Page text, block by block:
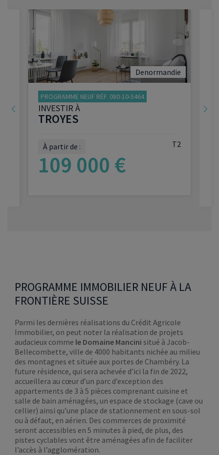
Denormandie
PROGRAMME NEUF RÉF. 080-10-5464
INVESTIR À
TROYES
T2
À partir de :
109 000 €
PROGRAMME IMMOBILIER NEUF À LA
FRONTIÈRE SUISSE
Parmi les dernières réalisations du Crédit Agricole
Immobilier, on peut noter la réalisation de projets
audacieux comme le Domaine Mancini situé à Jacob-
Bellecombette, ville de 4000 habitants nichée au milieu
des montagnes et située aux portes de Chambéry. La
future résidence, qui sera achevée d’ici la fin de 2022,
accueillera au cœur d’un parc d’exception des
appartements de 3 à 5 pièces comprenant cuisine et
salle de bain aménagées, un espace de stockage (cave ou
cellier) ainsi qu’une place de stationnement en sous-sol
ou à défaut, en aérien. Des commerces de proximité
seront accessibles en 5 minutes à pied, de plus, des
pistes cyclables vont être aménagées afin de faciliter
l’accès à l’agglomération.